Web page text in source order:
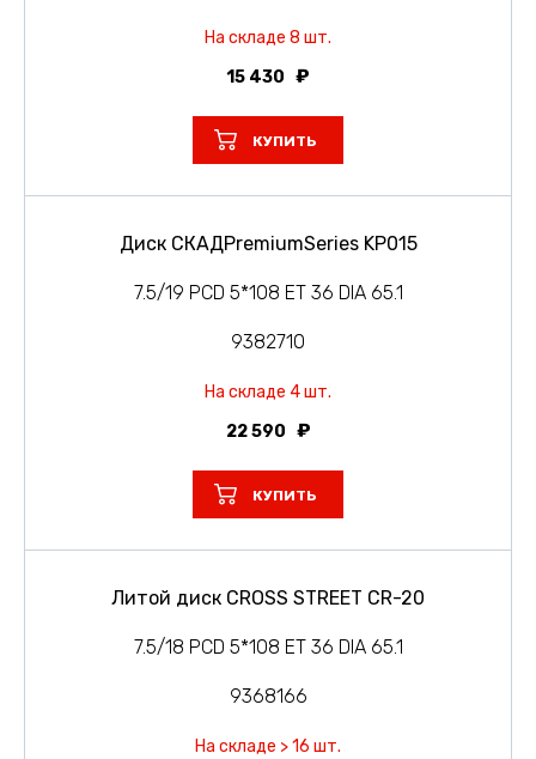
На складе 8 шт.
15 430
КУПИТЬ
Диск СКАДPremiumSeries KP015
7.5/19 PCD 5*108 ET 36 DIA 65.1
9382710
На складе 4 шт.
22 590
КУПИТЬ
Литой диск CROSS STREET CR-20
7.5/18 PCD 5*108 ET 36 DIA 65.1
9368166
На складе > 16 шт.